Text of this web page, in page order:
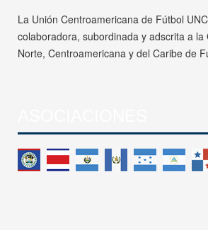
La Unión Centroamericana de Fútbol
colaboradora, subordinada y adscrita a la
Norte, Centroamericana y del Caribe de